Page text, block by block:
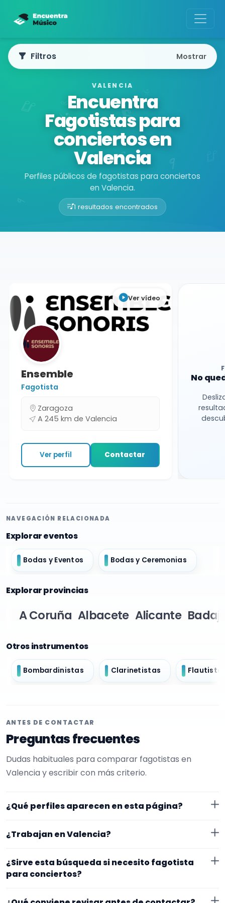
VALENCIA
Encuentra
Fagotistas para
conciertos en
Valencia
Perfiles públicos de fagotistas para conciertos
en Valencia.
1 resultados encontrados
Buscador de músicos
Filtros Mostrar
Ver vídeo
Ensemble
Fagotista
Zaragoza
A 245 km de Valencia
Ver perfil Contactar
No
NAVEGACIÓN RELACIONADA
Explorar eventos
Bodas y Eventos Bodas y Ceremonias
Explorar provincias
A Coruña Albacete Alicante
Otros instrumentos
Bombardinistas Clarinetistas
ANTES DE CONTACTAR
Preguntas frecuentes
Dudas habituales para comparar fagotistas en
Valencia y escribir con más criterio.
¿Qué perfiles aparecen en esta página?
EncuentraMúsico. La selección está filtrada por
experiencia o disponibilidad para conciertos. Además,
la página se centra en perfiles que trabajan en
¿Trabajan en Valencia?
en Valencia. Aun así, conviene confirmar lugar exacto,
cerrar nada.
¿Sirve esta búsqueda si necesito fagotista
para conciertos?